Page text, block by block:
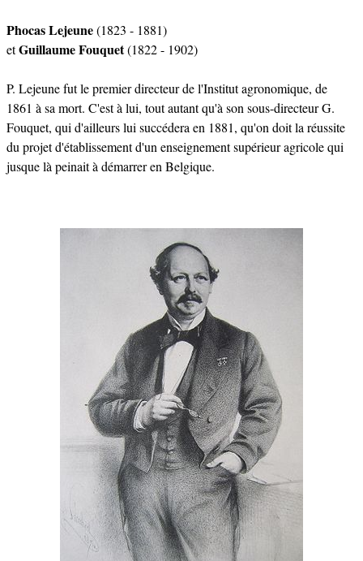
Phocas Lejeune(1823 - 1881)
etGuillaume Fouquet(1822 - 1902)
P. Lejeune fut le premier directeur de l'Institut agronomique, de
1861 à sa mort. C'est à lui, tout autant qu'à son sous-directeur G.
Fouquet, qui d'ailleurs lui succédera en 1881, qu'on doit la réussite
du projet d'établissement d'un enseignement supérieur agricole qui
jusque là peinait à démarrer en Belgique.